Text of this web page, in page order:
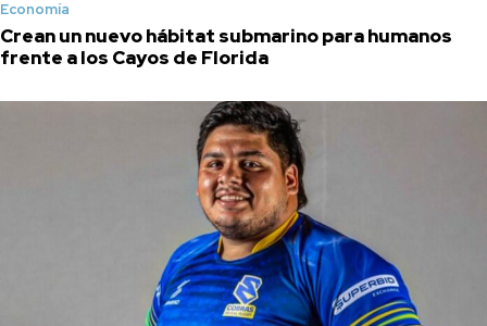
Economía
Crean un nuevo hábitat submarino para humanos
frente a los Cayos de Florida